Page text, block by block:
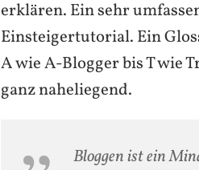
erklären. Ein sehr
Einsteigertutorial. Ein
A wie A-Blogger bis T wie
ganz naheliegend.
Bloggen ist ein